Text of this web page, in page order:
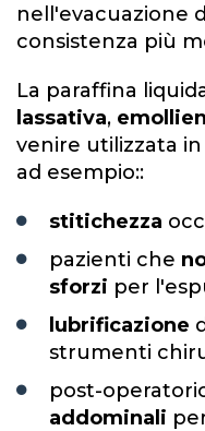
nell'evacuazione
consistenza più
La paraffina
lassativa,
venire utilizzata
ad esempio::
stitichezza
pazienti che
sforzi per
lubrificazione
strumenti
post-
addominali